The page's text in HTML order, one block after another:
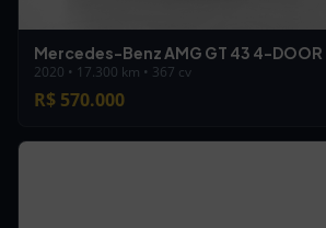
Mercedes-Benz AMG GT 43 4-DOOR
2020 • 17.300 km • 367 cv
R$ 570.000